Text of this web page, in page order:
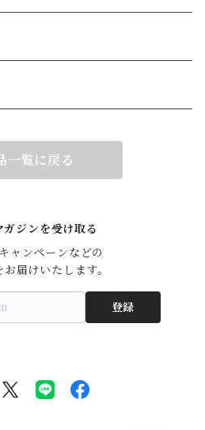
一覧に戻る
ガジンを受け取る
ャンペーンなどの
届けいたします。
登録